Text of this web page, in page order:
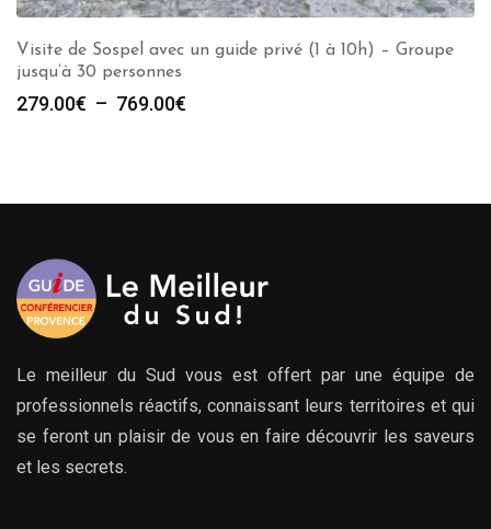
Visite de Sospel avec un guide privé (1 à 10h) – Groupe
jusqu’à 30 personnes
279.00€ – 769.00€
à
Le meilleur du Sud vous est offert par une équipe de
professionnels réactifs, connaissant leurs territoires et qui
se feront un plaisir de vous en faire découvrir les saveurs
et les secrets.